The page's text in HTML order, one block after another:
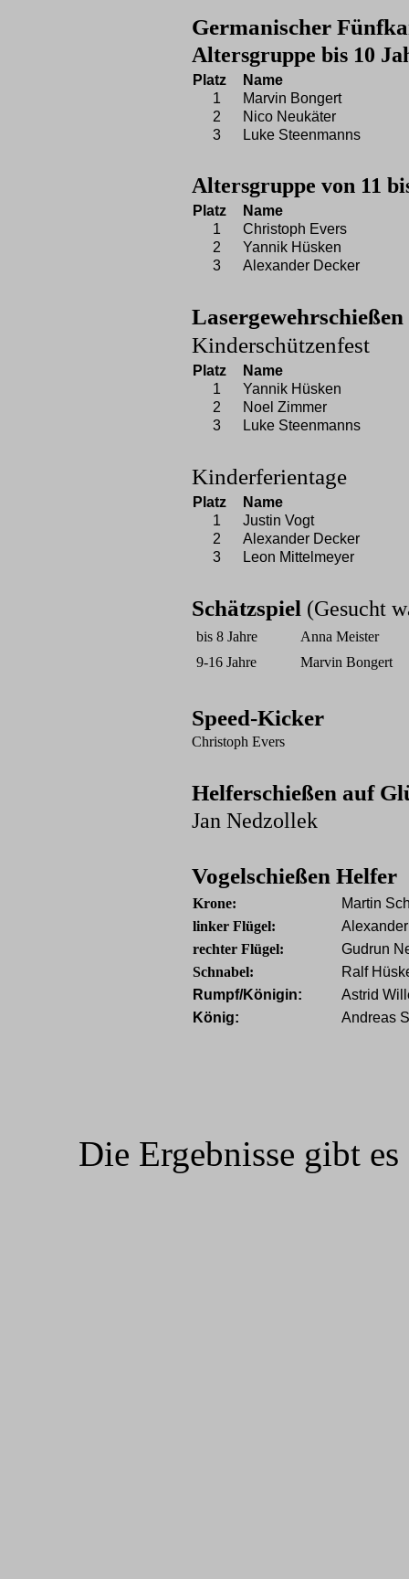
Germanischer
Altersgruppe bis 10
Platz
Name
1
Marvin Bongert
2
Nico Neukäter
3
Luke Steenmanns
Altersgruppe von 11
Platz
Name
1
Christoph Evers
2
Yannik Hüsken
3
Alexander Decker
Lasergewehrschießen
Kinderschützenfest
Platz
Name
1
Yannik Hüsken
2
Noel Zimmer
3
Luke Steenmanns
Kinderferientage
Platz
Name
1
Justin Vogt
2
Alexander Decker
3
Leon Mittelmeyer
Schätzspiel (Gesucht
bis 8 Jahre
Anna Meister
9-16 Jahre
Marvin Bongert
Speed-Kicker
Christoph Evers
Helferschießen auf
Jan Nedzollek
Vogelschießen Helfer
Krone:
Martin
linker Flügel:
rechter Flügel:
Gudrun
Schnabel:
Ralf
Rumpf/Königin:
Astrid
König:
Andreas
Die Ergebnisse gibt